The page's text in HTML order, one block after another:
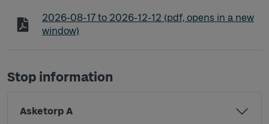
Timetable line 402 Skövde - Hjo
2026-08-17 to 2026-12-12 (pdf, opens in a new
window)
Stop information
Asketorp A